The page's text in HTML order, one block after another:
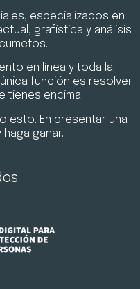
especializados en
grafística y análisis
en línea y toda la
función es resolver
tienes encima.
esto. En presentar una
ganar.